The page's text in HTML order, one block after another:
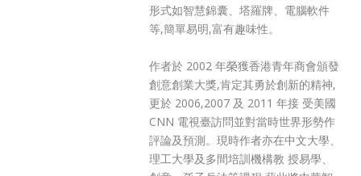
形式如智慧錦囊、塔羅牌、電腦軟件
等,簡單易明,富有趣味性。
作者於 2002 年榮獲香港青年商會頒發
創意創業大獎,肯定其勇於創新的精神,
更於 2006,2007 及 2011 年接 受美國
CNN 電視臺訪問並對當時世界形勢作
評論及預測。現時作者亦在中文大學、
理工大學及多間培訓機構教 授易學、